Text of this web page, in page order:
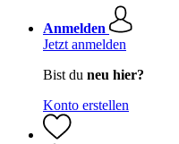
Anmelden
Jetzt anmelden
Bist du neu hier?
Konto erstellen